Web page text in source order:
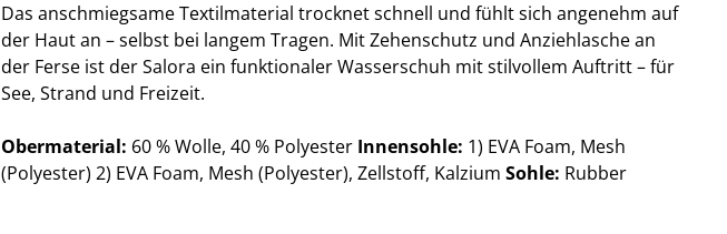
Das anschmiegsame Textilmaterial trocknet schnell und fühlt sich angenehm auf
der Haut an – selbst bei langem Tragen. Mit Zehenschutz und Anziehlasche an
der Ferse ist der Salora ein funktionaler Wasserschuh mit stilvollem Auftritt – für
See, Strand und Freizeit.
Obermaterial: 60 % Wolle, 40 % Polyester Innensohle: 1) EVA Foam, Mesh
(Polyester) 2) EVA Foam, Mesh (Polyester), Zellstoff, Kalzium Sohle: Rubber